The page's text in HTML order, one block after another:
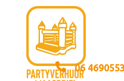
06
sluiten
Home